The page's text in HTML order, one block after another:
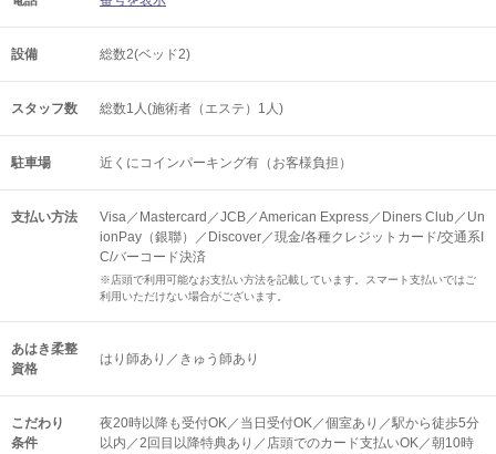
設備 総数2(ベッド2)
スタッフ数 総数1人(施術者（エステ）1人)
駐車場 近くにコインパーキング有（お客様負担）
支払い方法
Visa／Mastercard／JCB／American Express／Diners Club／Un
ionPay（銀聯）／Discover／現金/各種クレジットカード/交通系I
C/バーコード決済
※店頭で利用可能なお支払い方法を記載しています。スマート支払いではご
利用いただけない場合がございます。
あはき柔整
資格
はり師あり／きゅう師あり
こだわり
条件
夜20時以降も受付OK／当日受付OK／個室あり／駅から徒歩5分
以内／2回目以降特典あり／店頭でのカード支払いOK／朝10時